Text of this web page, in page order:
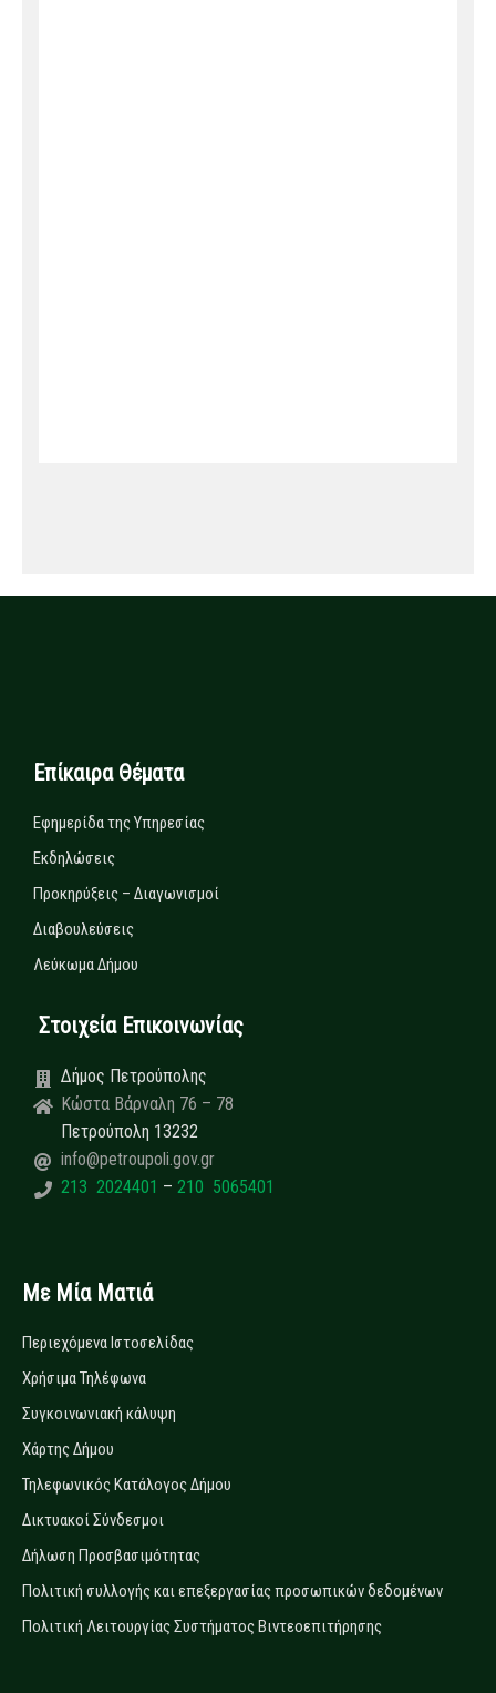
Επίκαιρα Θέματα
Εφημερίδα της Υπηρεσίας
Εκδηλώσεις
Προκηρύξεις – Διαγωνισμοί
Διαβουλεύσεις
Λεύκωμα Δήμου
Στοιχεία Επικοινωνίας
Δήμος Πετρούπολης
Κώστα Βάρναλη 76 – 78
Πετρούπολη 13232
info@petroupoli.gov.gr
213 2024401 – 210 5065401
Με Μία Ματιά
Περιεχόμενα Ιστοσελίδας
Χρήσιμα Τηλέφωνα
Συγκοινωνιακή κάλυψη
Χάρτης Δήμου
Τηλεφωνικός Κατάλογος Δήμου
Δικτυακοί Σύνδεσμοι
Δήλωση Προσβασιμότητας
Πολιτική συλλογής και επεξεργασίας προσωπικών δεδομένων
Πολιτική Λειτουργίας Συστήματος Βιντεοεπιτήρησης